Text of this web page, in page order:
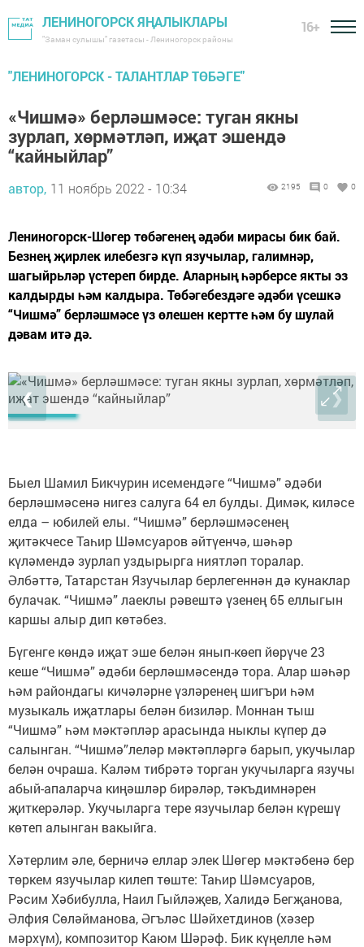
ЛЕНИНОГОРСК ЯҢАЛЫКЛАРЫ
"Заман сулышы" газетасы - Лениногорск районы
16+
"ЛЕНИНОГОРСК - ТАЛАНТЛАР ТӨБӘГЕ"
«Чишмә» берләшмәсе: туган якны
зурлап, хөрмәтләп, иҗат эшендә
“кайныйлар”
автор, 11 ноябрь 2022 - 10:34 2195 0 0
Лениногорск-Шөгер төбәгенең әдәби мирасы бик бай.
Безнең җирлек илебезгә күп язучылар, галимнәр,
шагыйрьләр үстереп бирде. Аларның һәрберсе якты эз
калдырды һәм калдыра. Төбәгебездәге әдәби үсешкә
“Чишмә” берләшмәсе үз өлешен кертте һәм бу шулай
дәвам итә дә.
❮ ❯
Быел Шамил Бикчурин исемендәге “Чишмә” әдәби
берләшмәсенә нигез салуга 64 ел булды. Димәк, киләсе
елда – юбилей елы. “Чишмә” берләшмәсенең
җитәкчесе Таһир Шәмсуаров әйтүенчә, шәһәр
күләмендә зурлап уздырырга ниятләп торалар.
Әлбәттә, Татарстан Язучылар берлегеннән дә кунаклар
булачак. “Чишмә” лаеклы рәвештә үзенең 65 еллыгын
каршы алыр дип көтәбез.
Бүгенге көндә иҗат эше белән янып-көеп йөрүче 23
кеше “Чишмә” әдәби берләшмәсендә тора. Алар шәһәр
һәм райондагы кичәләрне үзләренең шигъри һәм
музыкаль иҗатлары белән бизиләр. Моннан тыш
“Чишмә” һәм мәктәпләр арасында ныклы күпер дә
салынган. “Чишмә”леләр мәктәпләргә барып, укучылар
белән очраша. Каләм тибрәтә торган укучыларга язучы
абый-апаларча киңәшләр бирәләр, тәкъдимнәрен
җиткерәләр. Укучыларга тере язучылар белән күрешү
көтеп алынган вакыйга.
Хәтерлим әле, берничә еллар элек Шөгер мәктәбенә бер
төркем язучылар килеп төште: Таһир Шәмсуаров,
Рәсим Хәбибулла, Наил Гыйләҗев, Халидә Бегҗанова,
Әлфия Сөләйманова, Әгъләс Шәйхетдинов (хәзер
мәрхүм), композитор Каюм Шәрәф. Бик күңелле һәм